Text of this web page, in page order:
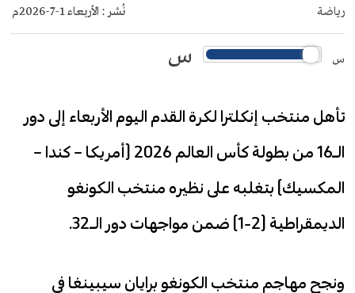
رياضة نُشر : الأربعاء 1-7-2026م
س س
تأهل منتخب إنكلترا لكرة القدم اليوم الأربعاء إلى دور
الـ16 من بطولة كأس العالم 2026 (أمريكا – كندا –
المكسيك) بتغلبه على نظيره منتخب الكونغو
الديمقراطية (2-1) ضمن مواجهات دور الـ32.
ونجح مهاجم منتخب الكونغو برايان سيبينغا في